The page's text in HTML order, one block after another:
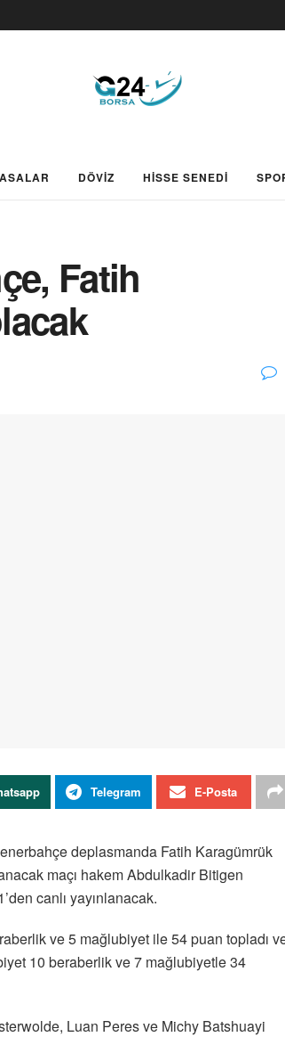
DÖVİZ HİSSE SENEDİ
Fatih
Telegram E-Posta
deplasmanda Fatih Karagümrük
maçı hakem Abdulkadir Bitigen
canlı yayınlanacak.
ve 5 mağlubiyet ile 54 puan topladı
10 beraberlik ve 7 mağlubiyetle 34
Luan Peres ve Michy Batshuayi